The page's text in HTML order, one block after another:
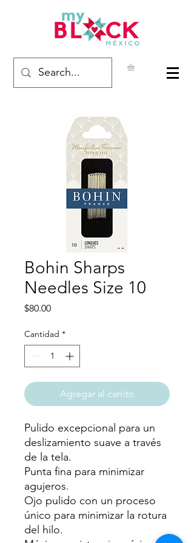
Bohin Sharps
Needles Size 10
$80.00Precio
Cantidad *
Agregar al carrito
Pulido excepcional para un
deslizamiento suave a través
de la tela.
Punta fina para minimizar
agujeros.
Ojo pulido con un proceso
único para minimizar la rotura
del hilo.